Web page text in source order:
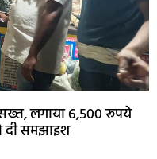
लगाया 6,500 रूपये
दी समझाइश